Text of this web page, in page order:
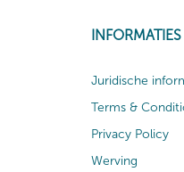
INFORMATIES
Juridische
Terms &
Privacy Policy
Werving